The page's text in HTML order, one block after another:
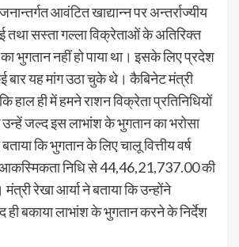
आवंटित खाद्यान्न पर अन्तर्राज्यीय
तथा सस्ता गल्ला विक्रेताओं के अतिरिक्त
भुगतान नहीं हो पाया था। इसके लिए प्रदेश
बार यह मांग उठा चुके थे। कैबिनेट मंत्री
हाल ही में हमने राशन विक्रेता प्रतिनिधियों
जल्द इस लाभांश के भुगतान का भरोसा
कि भुगतान के लिए चालू वित्तीय वर्ष
निधि से 44,46,21,737.00 की
रेखा आर्या ने बताया कि उन्होंने
ही बकाया लाभांश के भुगतान करने के निर्देश